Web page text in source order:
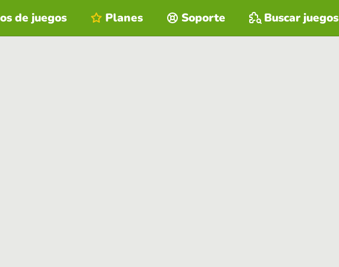
de juegos Planes Soporte Buscar juegos